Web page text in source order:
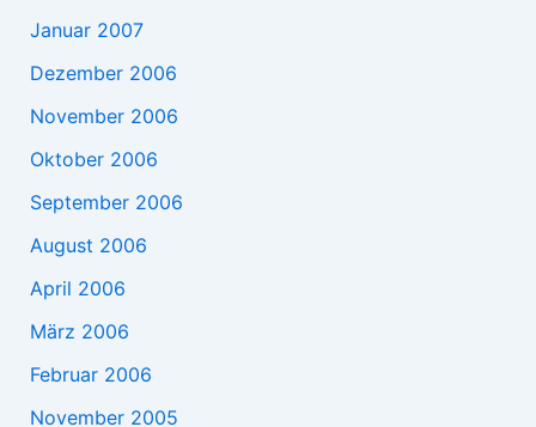
Januar 2007
Dezember 2006
November 2006
Oktober 2006
September 2006
August 2006
April 2006
März 2006
Februar 2006
November 2005